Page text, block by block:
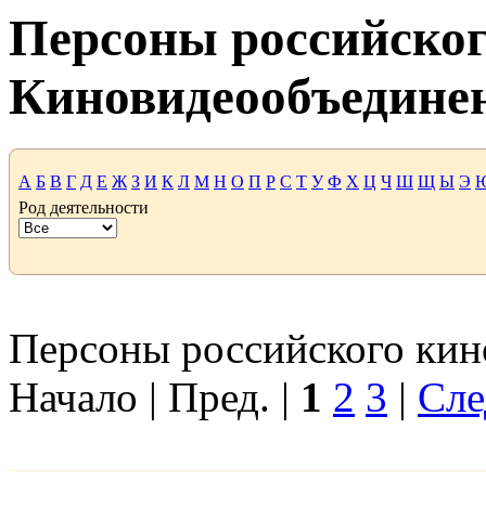
Персоны
А Б В Г Д Е Ж З И К Л М Н О П Р С Т У Ф Х Ц Ч Ш Щ Ы Э
Род деятельности
Персоны российского
Начало | Пред. | 1 2 3 |